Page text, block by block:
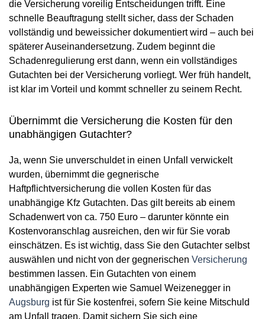
die Versicherung voreilig Entscheidungen trifft. Eine
schnelle Beauftragung stellt sicher, dass der Schaden
vollständig und beweissicher dokumentiert wird – auch bei
späterer Auseinandersetzung. Zudem beginnt die
Schadenregulierung erst dann, wenn ein vollständiges
Gutachten bei der Versicherung vorliegt. Wer früh handelt,
ist klar im Vorteil und kommt schneller zu seinem Recht.
Übernimmt die Versicherung die Kosten für den
unabhängigen Gutachter?
Ja, wenn Sie unverschuldet in einen Unfall verwickelt
wurden, übernimmt die gegnerische
Haftpflichtversicherung die vollen Kosten für das
unabhängige Kfz Gutachten. Das gilt bereits ab einem
Schadenwert von ca. 750 Euro – darunter könnte ein
Kostenvoranschlag ausreichen, den wir für Sie vorab
einschätzen. Es ist wichtig, dass Sie den Gutachter selbst
auswählen und nicht von der gegnerischen Versicherung
bestimmen lassen. Ein Gutachten von einem
unabhängigen Experten wie Samuel Weizenegger in
Augsburg ist für Sie kostenfrei, sofern Sie keine Mitschuld
am Unfall tragen. Damit sichern Sie sich eine